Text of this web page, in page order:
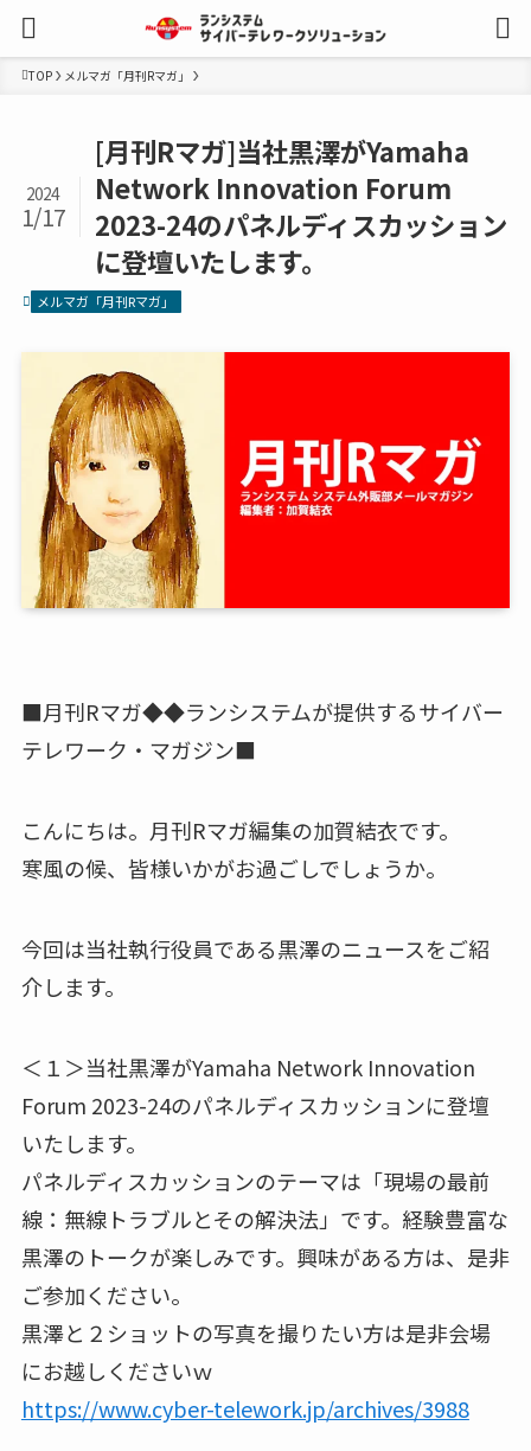
TOP メルマガ「月刊Rマガ」
[月刊Rマガ]当社黒澤がYamaha
Network Innovation Forum
2023-24のパネルディスカッション
に登壇いたします。
2024
1/17
メルマガ「月刊Rマガ」
■月刊Rマガ◆◆ランシステムが提供するサイバー
テレワーク・マガジン■
こんにちは。月刊Rマガ編集の加賀結衣です。
寒風の候、皆様いかがお過ごしでしょうか。
今回は当社執行役員である黒澤のニュースをご紹
介します。
＜１＞当社黒澤がYamaha Network Innovation
Forum 2023-24のパネルディスカッションに登壇
いたします。
パネルディスカッションのテーマは「現場の最前
線：無線トラブルとその解決法」です。経験豊富な
黒澤のトークが楽しみです。興味がある方は、是非
ご参加ください。
黒澤と２ショットの写真を撮りたい方は是非会場
にお越しくださいｗ
https://www.cyber-telework.jp/archives/3988